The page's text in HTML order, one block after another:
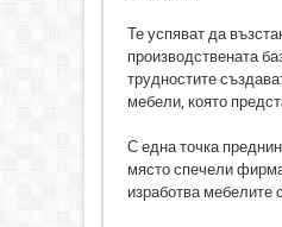
Те успяват да
производствената
трудностите
мебели, която
С една точка
място спечели
изработва мебелите